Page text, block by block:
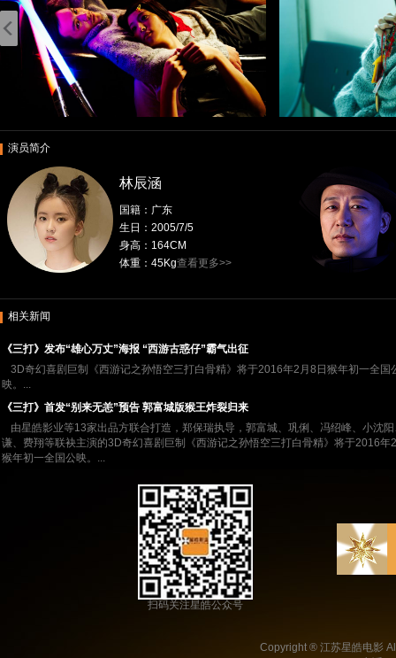
演员简介
林辰涵
国籍：广东
生日：2005/7/5
身高：164CM
体重：45Kg查看更多>>
相关新闻
《三打》发布“雄心万丈”海报 “西游古惑仔”霸气出征
3D奇幻喜剧巨制《西游记之孙悟空三打白骨精》将于2016年2月8日猴年初一全国
映。...
《三打》首发“别来无恙”预告 郭富城版猴王炸裂归来
由星皓影业等13家出品方联合打造，郑保瑞执导，郭富城、巩俐、冯绍峰、小沈
谦、费翔等联袂主演的3D奇幻喜剧巨制《西游记之孙悟空三打白骨精》将于2016年
猴年初一全国公映。...
扫码关注星皓公众号
Copyright ® 江苏星皓电影